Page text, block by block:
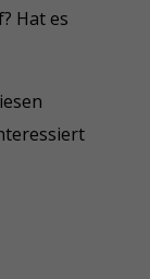
Hat es